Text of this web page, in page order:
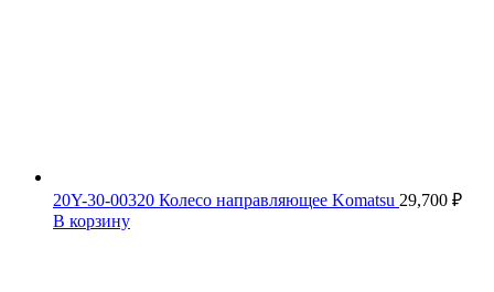
20Y-30-00320 Колесо направляющее Komatsu 29,700 ₽
В корзину